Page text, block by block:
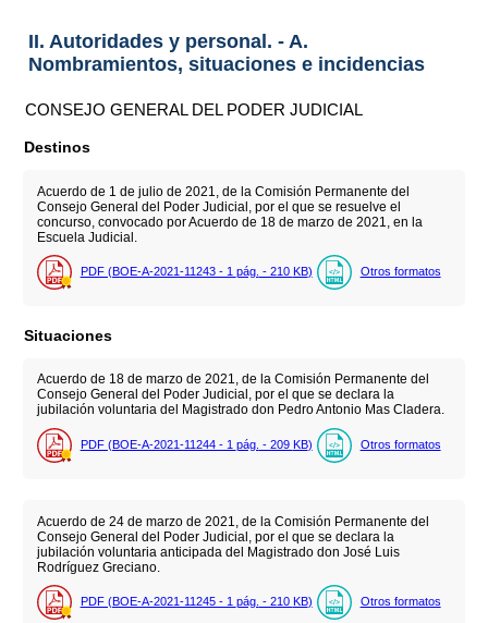
II. Autoridades y personal. - A.
Nombramientos, situaciones e incidencias
CONSEJO GENERAL DEL PODER JUDICIAL
Destinos
Acuerdo de 1 de julio de 2021, de la Comisión Permanente del
Consejo General del Poder Judicial, por el que se resuelve el
concurso, convocado por Acuerdo de 18 de marzo de 2021, en la
Escuela Judicial.
PDF (BOE-A-2021-11243 - 1 pág. - 210 KB) Otros formatos
Situaciones
Acuerdo de 18 de marzo de 2021, de la Comisión Permanente del
Consejo General del Poder Judicial, por el que se declara la
jubilación voluntaria del Magistrado don Pedro Antonio Mas Cladera.
PDF (BOE-A-2021-11244 - 1 pág. - 209 KB) Otros formatos
Acuerdo de 24 de marzo de 2021, de la Comisión Permanente del
Consejo General del Poder Judicial, por el que se declara la
jubilación voluntaria anticipada del Magistrado don José Luis
Rodríguez Greciano.
PDF (BOE-A-2021-11245 - 1 pág. - 210 KB) Otros formatos